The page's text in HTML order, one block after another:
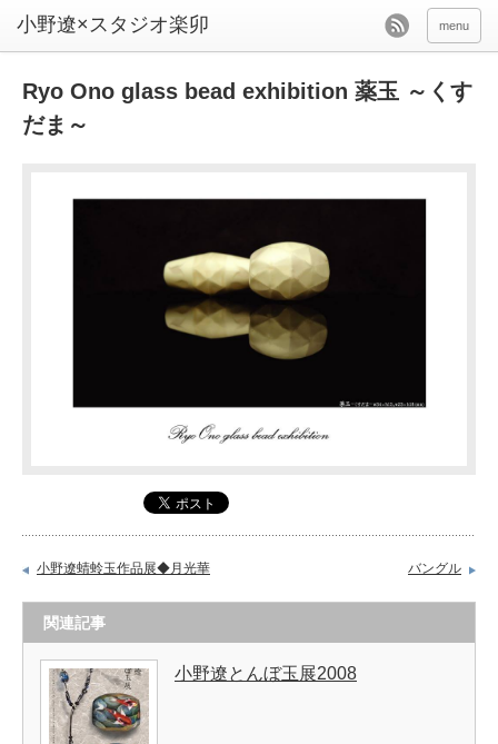
menu
Ryo Ono glass bead exhibition 薬玉 ～くす
だま～
小野遼蜻蛉玉作品展◆月光華 バングル
関連記事
小野遼とんぼ玉展2008